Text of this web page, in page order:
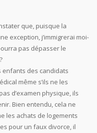
que, puisque la
exception, j’immigrerai moi-
pas dépasser le
enfants des candidats
même s’ils ne les
d’examen physique, ils
Bien entendu, cela ne
les achats de logements
pour un faux divorce, il